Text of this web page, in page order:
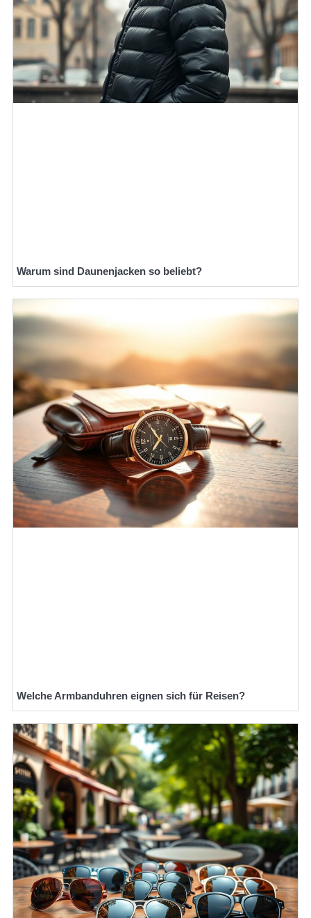
Warum sind Daunenjacken so beliebt?
Welche Armbanduhren eignen sich für Reisen?